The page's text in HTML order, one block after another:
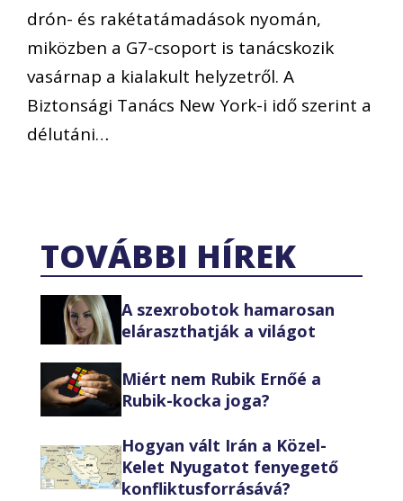
drón- és rakétatámadások nyomán,
miközben a G7-csoport is tanácskozik
vasárnap a kialakult helyzetről. A
Biztonsági Tanács New York-i idő szerint a
délutáni…
TOVÁBBI HÍREK
A szexrobotok hamarosan
eláraszthatják a világot
Miért nem Rubik Ernőé a
Rubik-kocka joga?
Hogyan vált Irán a Közel-
Kelet Nyugatot fenyegető
konfliktusforrásává?